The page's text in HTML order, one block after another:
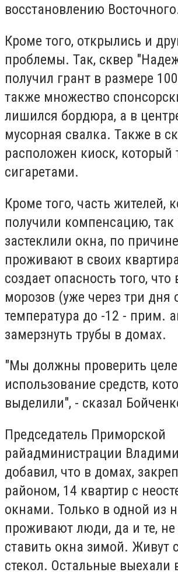
восстановлению
Кроме того, открылись и
проблемы. Так, сквер
получил грант в размере
также множество
лишился бордюра, а в
мусорная свалка. Также в
расположен киоск, который
сигаретами.
Кроме того, часть жителей,
получили компенсацию, так
застеклили окна, по
проживают в своих
создает опасность того, что
морозов (уже через три дня
температура до -12 - прим.
замерзнуть трубы в домах.
"Мы должны проверить
использование средств,
выделили", - сказал
Председатель Приморской
райадминистрации
добавил, что в домах,
районом, 14 квартир с
окнами. Только в одной из
проживают люди, да и те, не
ставить окна зимой. Живут
стекол. Остальные выехали